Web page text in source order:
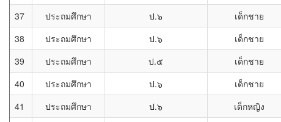
37
ประถมศึกษา ป.๖ เด็กชาย
38
ประถมศึกษา ป.๖ เด็กชาย
39
ประถมศึกษา ป.๕ เด็กชาย
40
ประถมศึกษา ป.๖ เด็กชาย
41
ประถมศึกษา ป.๖ เด็กหญิง